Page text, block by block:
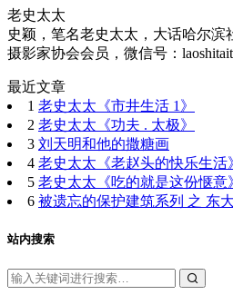
老史太太
史颖，笔名老史太太，大话哈尔滨
摄影家协会会员，微信号：
最近文章
1 老史太太《市井生活 1》
2 老史太太《功夫 . 太极》
3 刘天明和他的撒糖画
4 老史太太《老赵头的快乐生活
5 老史太太《吃的就是这份惬意
6 被遗忘的保护建筑系列 之 东
站内搜索